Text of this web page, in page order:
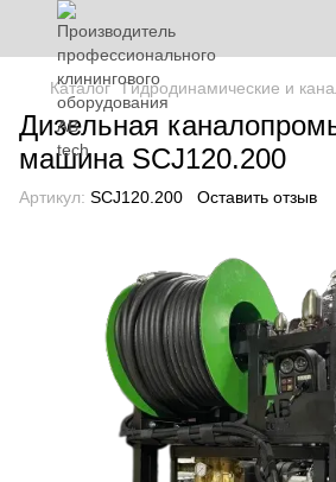
Каталог Гидродинамические и
Дизельная
машина SCJ120.200
Артикул: SCJ120.200 Оставить отзыв